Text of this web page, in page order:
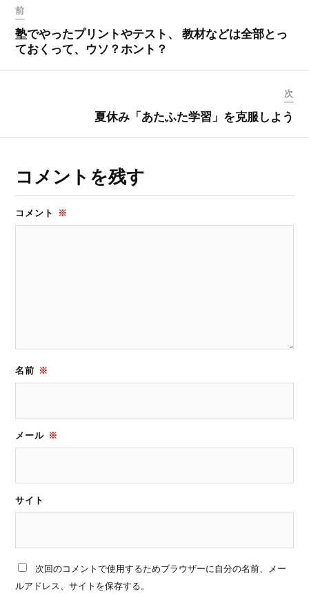
前
塾でやったプリントやテスト、 教材などは全部とっ
ておくって、ウソ？ホント？
次
夏休み「あたふた学習」を克服しよう
コメントを残す
コメント ※
名前 ※
メール ※
サイト
次回のコメントで使用するためブラウザーに自分の名前、メー
ルアドレス、サイトを保存する。